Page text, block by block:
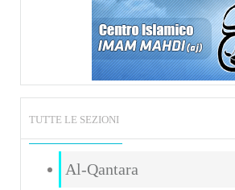
TUTTE LE SEZIONI
Al-Qantara